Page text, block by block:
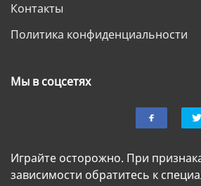
Контакты
Политика конфиденциальности
Мы в соцсетях
Играйте осторожно. При
зависимости обратитесь к